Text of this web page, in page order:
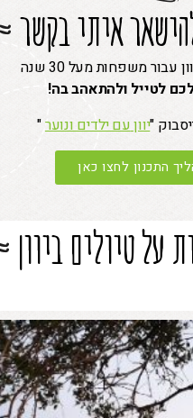
איתי בקשר
עבור משפחות מעל 30 שנה
לטייל ולהתאהב בה!
"יווןעם ילדים ונוער"
התכנון לחצו כאן
על טיולים ביוון